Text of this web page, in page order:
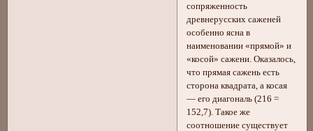
сопряженность
древнерусских саженей
особенно ясна в
наименовании «прямой» и
«косой» сажени. Оказалось,
что прямая сажень есть
сторона квадрата, а косая
— его диагональ (216 =
152,7). Такое же
соотношение существует